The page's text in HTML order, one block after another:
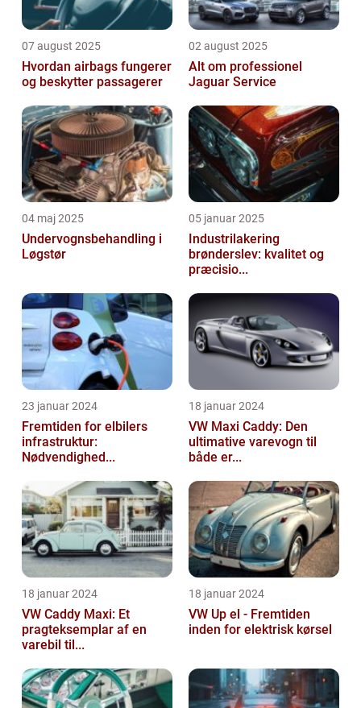
07 august 2025
Hvordan airbags fungerer
og beskytter passagerer
02 august 2025
Alt om professionel
Jaguar Service
04 maj 2025
Undervognsbehandling i
Løgstør
05 januar 2025
Industrilakering
brønderslev: kvalitet og
præcisio...
23 januar 2024
Fremtiden for elbilers
infrastruktur:
Nødvendighed...
18 januar 2024
VW Maxi Caddy: Den
ultimative varevogn til
både er...
18 januar 2024
VW Caddy Maxi: Et
pragteksemplar af en
varebil til...
18 januar 2024
VW Up el - Fremtiden
inden for elektrisk kørsel